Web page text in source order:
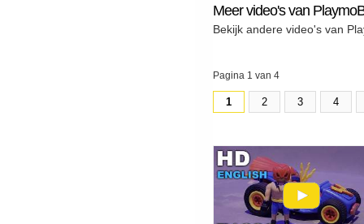
Meer video's van
Bekijk andere video's van
Pagina 1 van 4
1 2 3 4